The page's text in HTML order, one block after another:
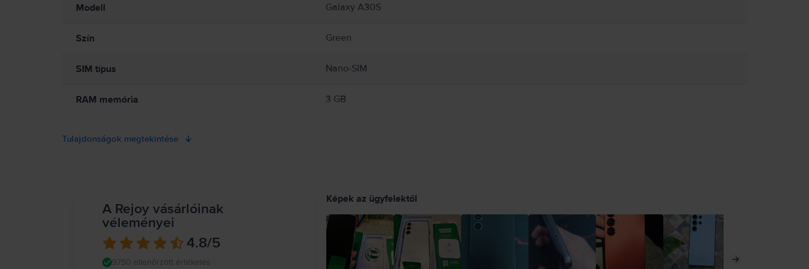
Modell Galaxy A30S
Szín Green
SIM típus Nano-SIM
RAM memória 3 GB
Tulajdonságok megtekintése
A Rejoy vásárlóinak
véleményei
4.8/5
9750 ellenőrzött értékelés
Képek az ügyfelektől